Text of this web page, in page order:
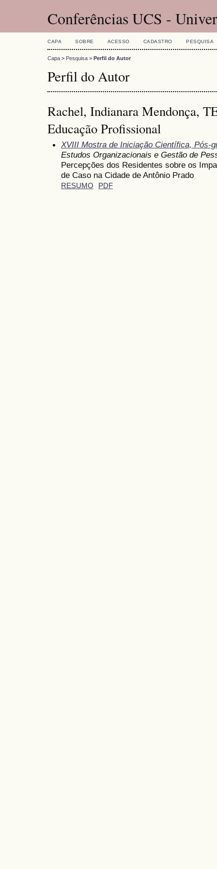
Conferências UCS -
CAPA SOBRE ACESSO CADASTRO PESQUISA
Capa > Pesquisa > Perfil do Autor
Perfil do Autor
Rachel, Indianara Mendonça,
Educação Profissional
XVIII Mostra de Iniciação Científica, Pós-
Estudos Organizacionais e Gestão de
Percepções dos Residentes sobre os
de Caso na Cidade de Antônio Prado
RESUMO PDF